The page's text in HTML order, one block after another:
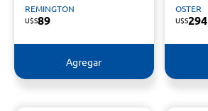
REMINGTON
U$S89
Agregar
OSTER
U$S294